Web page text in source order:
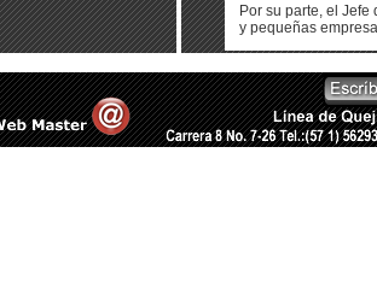
Por su parte, el
y pequeñas